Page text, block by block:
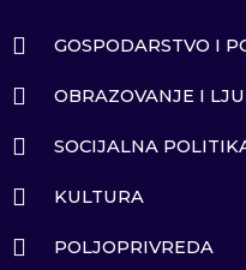
GOSPODARSTVO I
OBRAZOVANJE I
SOCIJALNA
KULTURA
POLJOPRIVREDA